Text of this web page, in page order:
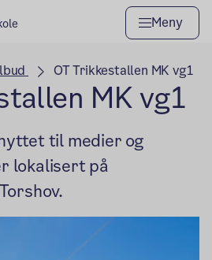
Meny
OT Trikkestallen MK vg1
MK vg1
til medier og
lokalisert på